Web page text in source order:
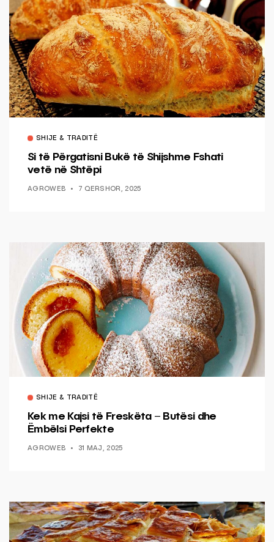
SHIJE & TRADITË
Si të Përgatisni Bukë të Shijshme Fshati
vetë në Shtëpi
AGROWEB 7 QERSHOR, 2025
SHIJE & TRADITË
Kek me Kajsi të Freskëta – Butësi dhe
Ëmbëlsi Perfekte
AGROWEB 31 MAJ, 2025